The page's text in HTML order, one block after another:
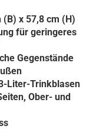
x 57,8 cm (H)
für geringeres
Gegenstände
Liter-Trinkblasen
Ober- und